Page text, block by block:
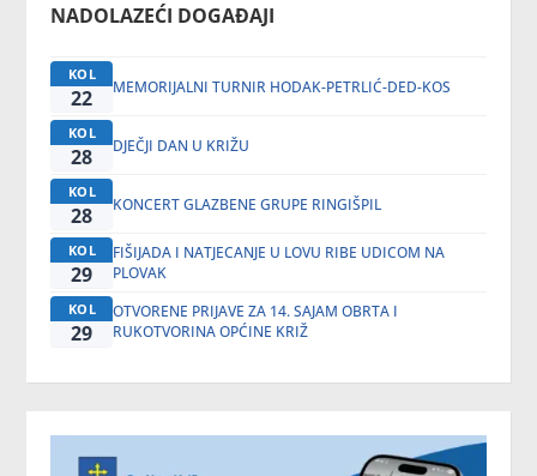
NADOLAZEĆI DOGAĐAJI
KOL
22 MEMORIJALNI TURNIR HODAK-PETRLIĆ-DED-KOS
KOL
28 DJEČJI DAN U KRIŽU
KOL
28 KONCERT GLAZBENE GRUPE RINGIŠPIL
KOL
29
FIŠIJADA I NATJECANJE U LOVU RIBE UDICOM NA
PLOVAK
KOL
29
OTVORENE PRIJAVE ZA 14. SAJAM OBRTA I
RUKOTVORINA OPĆINE KRIŽ